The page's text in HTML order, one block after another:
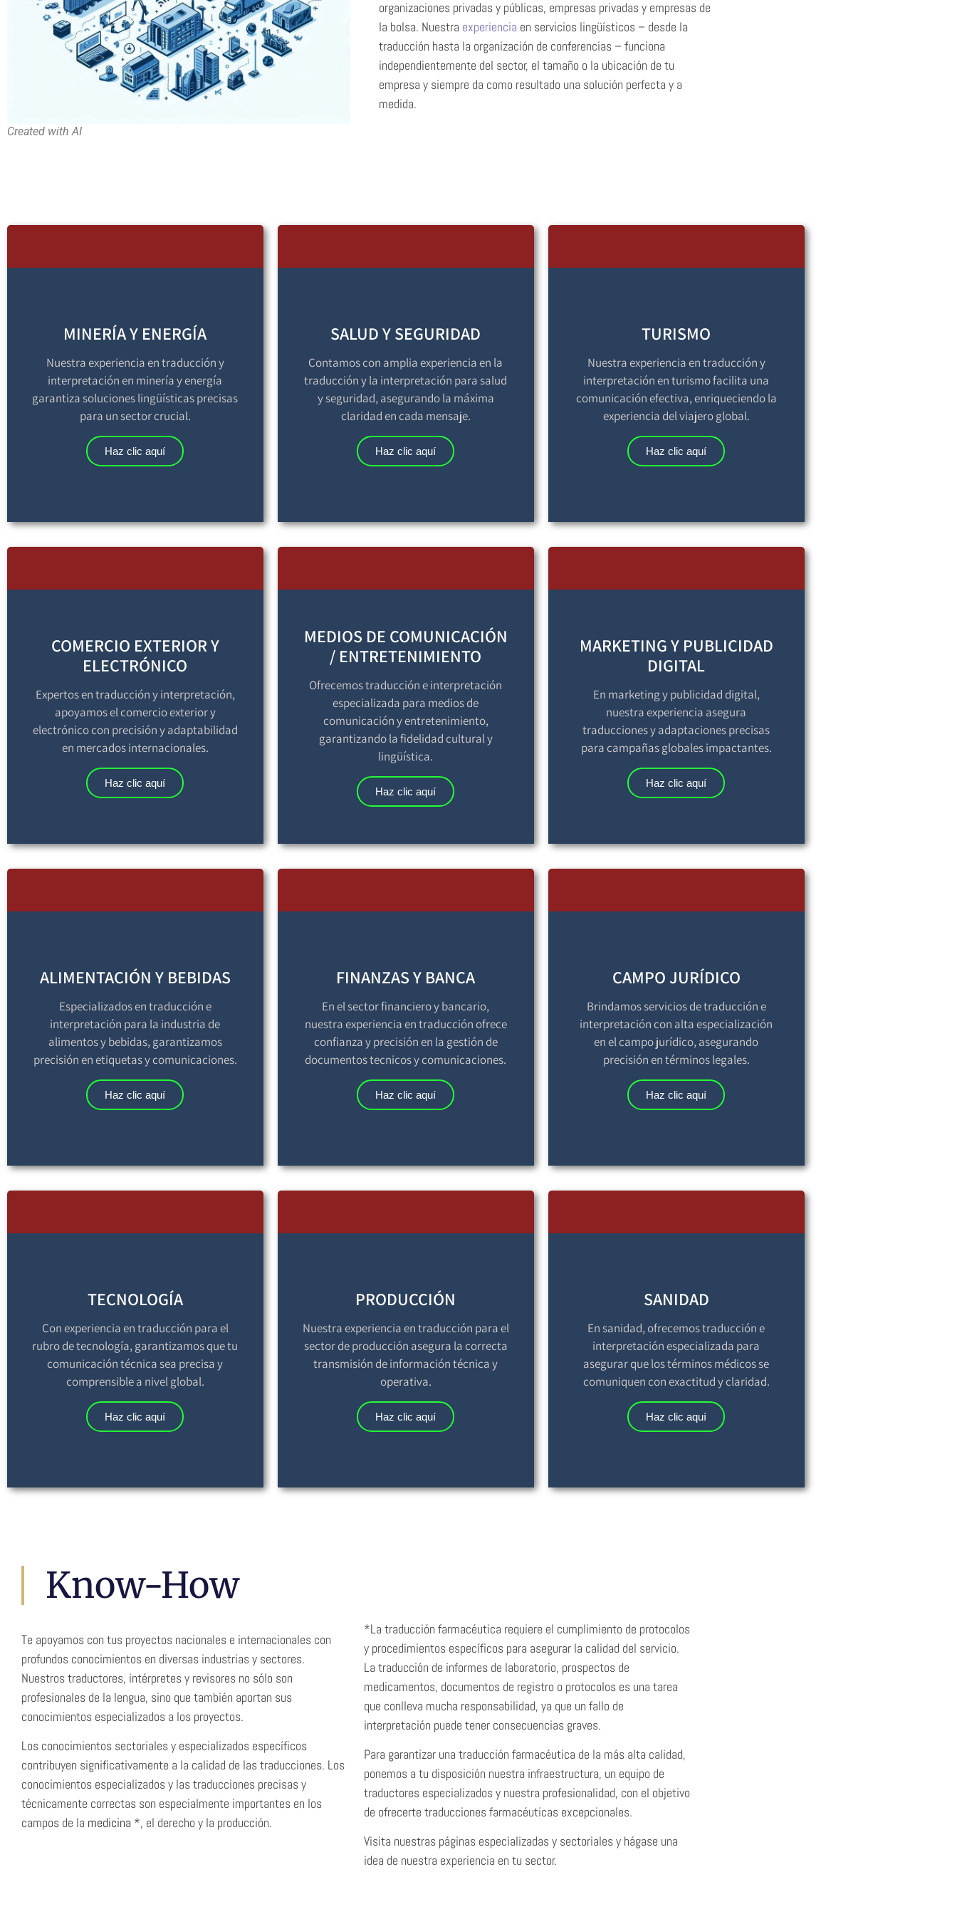
Created with AI
organizaciones privadas y públicas, empresas privadas y empresas de
la bolsa. Nuestra experiencia en servicios lingüísticos – desde la
traducción hasta la organización de conferencias – funciona
independientemente del sector, el tamaño o la ubicación de tu
empresa y siempre da como resultado una solución perfecta y a
medida.
MINERÍA Y ENERGÍA
Nuestra experiencia en traducción y
interpretación en minería y energía
garantiza soluciones lingüísticas precisas
para un sector crucial.
Haz clic aquí
SALUD Y SEGURIDAD
Contamos con amplia experiencia en la
traducción y la interpretación para salud
y seguridad, asegurando la máxima
claridad en cada mensaje.
Haz clic aquí
TURISMO
Nuestra experiencia en traducción y
interpretación en turismo facilita una
comunicación efectiva, enriqueciendo la
experiencia del viajero global.
Haz clic aquí
COMERCIO EXTERIOR Y
ELECTRÓNICO
Expertos en traducción y interpretación,
apoyamos el comercio exterior y
electrónico con precisión y adaptabilidad
en mercados internacionales.
Haz clic aquí
MEDIOS DE COMUNICACIÓN
/ ENTRETENIMIENTO
Ofrecemos traducción e interpretación
especializada para medios de
comunicación y entretenimiento,
garantizando la fidelidad cultural y
lingüística.
Haz clic aquí
MARKETING Y PUBLICIDAD
DIGITAL
En marketing y publicidad digital,
nuestra experiencia asegura
traducciones y adaptaciones precisas
para campañas globales impactantes.
Haz clic aquí
ALIMENTACIÓN Y BEBIDAS
Especializados en traducción e
interpretación para la industria de
alimentos y bebidas, garantizamos
precisión en etiquetas y comunicaciones.
Haz clic aquí
FINANZAS Y BANCA
En el sector financiero y bancario,
nuestra experiencia en traducción ofrece
confianza y precisión en la gestión de
documentos tecnicos y comunicaciones.
Haz clic aquí
CAMPO JURÍDICO
Brindamos servicios de traducción e
interpretación con alta especialización
en el campo jurídico, asegurando
precisión en términos legales.
Haz clic aquí
TECNOLOGÍA
Con experiencia en traducción para el
rubro de tecnología, garantizamos que tu
comunicación técnica sea precisa y
comprensible a nivel global.
Haz clic aquí
PRODUCCIÓN
Nuestra experiencia en traducción para el
sector de producción asegura la correcta
transmisión de información técnica y
operativa.
Haz clic aquí
SANIDAD
En sanidad, ofrecemos traducción e
interpretación especializada para
asegurar que los términos médicos se
comuniquen con exactitud y claridad.
Haz clic aquí
Know-How
Te apoyamos con tus proyectos nacionales e internacionales con
profundos conocimientos en diversas industrias y sectores.
Nuestros traductores, intérpretes y revisores no sólo son
profesionales de la lengua, sino que también aportan sus
conocimientos especializados a los proyectos.
Los conocimientos sectoriales y especializados específicos
contribuyen significativamente a la calidad de las traducciones. Los
conocimientos especializados y las traducciones precisas y
técnicamente correctas son especialmente importantes en los
campos de la medicina *, el derecho y la producción.
*La traducción farmacéutica requiere el cumplimiento de protocolos
y procedimientos específicos para asegurar la calidad del servicio.
La traducción de informes de laboratorio, prospectos de
medicamentos, documentos de registro o protocolos es una tarea
que conlleva mucha responsabilidad, ya que un fallo de
interpretación puede tener consecuencias graves.
Para garantizar una traducción farmacéutica de la más alta calidad,
ponemos a tu disposición nuestra infraestructura, un equipo de
traductores especializados y nuestra profesionalidad, con el objetivo
de ofrecerte traducciones farmacéuticas excepcionales.
Visita nuestras páginas especializadas y sectoriales y hágase una
idea de nuestra experiencia en tu sector.